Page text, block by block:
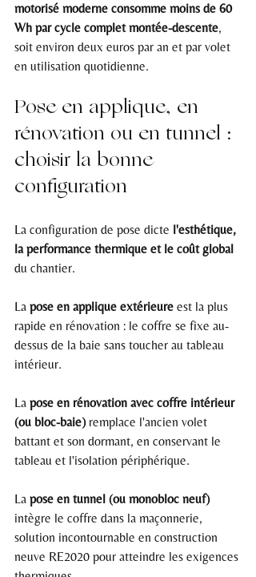
motorisé moderne consomme moins de 60
Wh par cycle complet montée-descente,
soit environ deux euros par an et par volet
en utilisation quotidienne.
Pose en applique, en
rénovation ou en tunnel :
choisir la bonne
configuration
La configuration de pose dicte l'esthétique,
la performance thermique et le coût global
du chantier.
La pose en applique extérieure est la plus
rapide en rénovation : le coffre se fixe au-
dessus de la baie sans toucher au tableau
intérieur.
La pose en rénovation avec coffre intérieur
(ou bloc-baie) remplace l'ancien volet
battant et son dormant, en conservant le
tableau et l'isolation périphérique.
La pose en tunnel (ou monobloc neuf)
intègre le coffre dans la maçonnerie,
solution incontournable en construction
neuve RE2020 pour atteindre les exigences